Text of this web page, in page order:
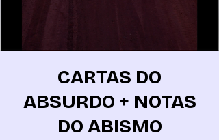
CARTAS DO
ABSURDO + NOTAS
DO ABISMO